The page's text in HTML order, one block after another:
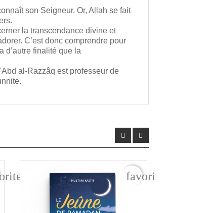
son Seigneur. Or, Allah se fait
la transcendance divine et
C’est donc comprendre pour
d’autre finalité que la
al-Razzâq est professeur de
favorite_border